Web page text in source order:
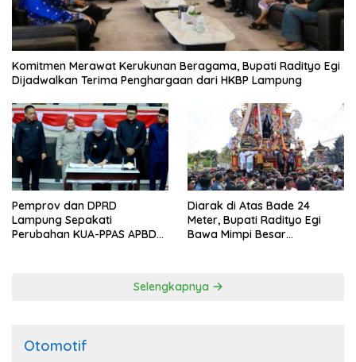
Komitmen Merawat Kerukunan Beragama, Bupati Radityo Egi
Dijadwalkan Terima Penghargaan dari HKBP Lampung
Pemprov dan DPRD
Lampung Sepakati
Perubahan KUA-PPAS APBD
Diarak di Atas Bade 24
Meter, Bupati Radityo Egi
Bawa Mimpi Besar
Selengkapnya
Otomotif